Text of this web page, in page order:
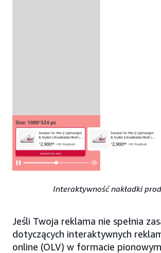
Interaktywność nakładki
Jeśli Twoja reklama nie spełnia
dotyczących interaktywnych
online (OLV) w formacie